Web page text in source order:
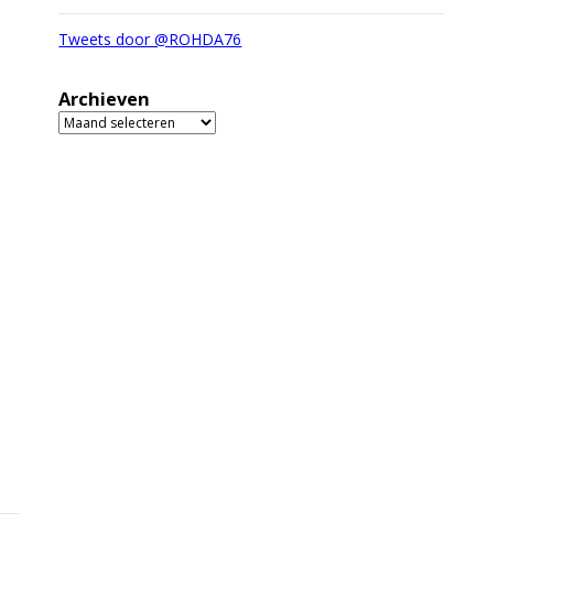
Tweets door @ROHDA76
Archieven
Archieven